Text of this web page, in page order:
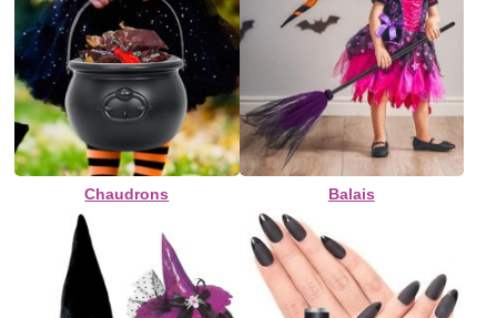
Chaudrons Balais